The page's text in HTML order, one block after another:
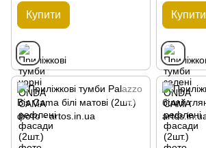
Купити Купити